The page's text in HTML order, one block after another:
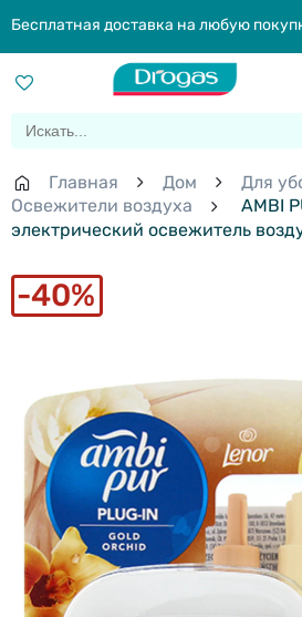
Бесплатная доставка на любую
Главная Дом
Для
Освежители воздуха
AMBI
электрический освежитель
40%